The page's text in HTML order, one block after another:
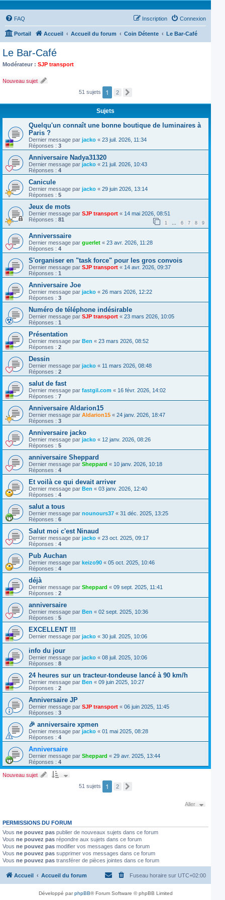
FAQ Connexion
Inscription
Portail Accueil Accueil du forum Coin Détente Le Bar-Café
Le Bar-Café
Modérateur : SJP transport
Nouveau sujet
51 sujets
1 2
i
n
t
Sujets
Quelqu'un connaît une bonne boutique de luminaires à
Paris ?
Dernier message par jacko « 23 juil. 2026, 11:34
Réponses : 3
Anniversaire Nadya31320
Dernier message par jacko « 21 juil. 2026, 10:43
Réponses : 4
Canicule
Dernier message par jacko « 29 juin 2026, 13:14
Réponses : 5
Jeux de mots
Dernier message par SJP transport « 14 mai 2026, 08:51
Réponses : 81
1 6 7 8 9
Anniverssaire
Dernier message par guerlet « 23 avr. 2026, 11:28
Réponses : 4
S'organiser en "task force" pour les gros convois
Dernier message par SJP transport « 14 avr. 2026, 09:37
Réponses : 1
Anniversaire Joe
Dernier message par jacko « 26 mars 2026, 12:22
Réponses : 3
Numéro de téléphone indésirable
Dernier message par SJP transport « 23 mars 2026, 10:05
Réponses : 1
Présentation
Dernier message par Ben « 23 mars 2026, 08:52
Réponses : 2
Dessin
Dernier message par jacko « 11 mars 2026, 08:48
Réponses : 2
salut de fast
Dernier message par fastgil.com « 16 févr. 2026, 14:02
Réponses : 7
Anniversaire Aldarion15
Dernier message par Aldarion15 « 24 janv. 2026, 18:47
Réponses : 3
Anniversaire jacko
Dernier message par jacko « 12 janv. 2026, 08:26
Réponses : 5
anniversaire Sheppard
Dernier message par Sheppard « 10 janv. 2026, 10:18
Réponses : 4
Et voilà ce qui devait arriver
Dernier message par Ben « 03 janv. 2026, 12:40
Réponses : 4
salut a tous
Dernier message par nounours37 « 31 déc. 2025, 13:25
Réponses : 6
Salut moi c'est Ninaud
Dernier message par jacko « 23 oct. 2025, 09:17
Réponses : 4
Pub Auchan
Dernier message par keizo90 « 05 oct. 2025, 10:46
Réponses : 4
déjà
Dernier message par Sheppard « 09 sept. 2025, 11:41
Réponses : 2
anniversaire
Dernier message par Ben « 02 sept. 2025, 10:36
Réponses : 5
EXCELLENT !!!
Dernier message par jacko « 30 juil. 2025, 10:06
info du jour
Dernier message par jacko « 08 juil. 2025, 10:06
Réponses : 8
24 heures sur un tracteur-tondeuse lancé à 90 km/h
Dernier message par Ben « 09 juin 2025, 10:27
Réponses : 2
Anniversaire JP
Dernier message par SJP transport « 06 juin 2025, 11:45
Réponses : 3
🎉 anniversaire xpmen
Dernier message par jacko « 01 mai 2025, 08:28
Réponses : 4
Anniversaire
Dernier message par Sheppard « 29 avr. 2025, 13:44
Réponses : 4
Nouveau sujet
51 sujets
1 2
Aller
PERMISSIONS DU FORUM
Vous ne pouvez pas publier de nouveaux sujets dans ce forum
Vous ne pouvez pas répondre aux sujets dans ce forum
Vous ne pouvez pas modifier vos messages dans ce forum
Vous ne pouvez pas supprimer vos messages dans ce forum
Vous ne pouvez pas transférer de pièces jointes dans ce forum
Accueil Accueil du forum Fuseau horaire sur UTC+02:00
Développé parphpBB® Forum Software © phpBB Limited